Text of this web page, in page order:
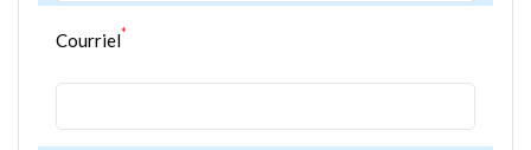
Courriel*